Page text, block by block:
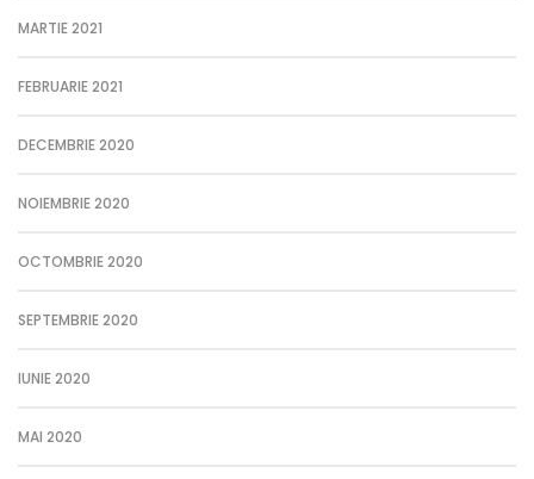
MARTIE 2021
FEBRUARIE 2021
DECEMBRIE 2020
NOIEMBRIE 2020
OCTOMBRIE 2020
SEPTEMBRIE 2020
IUNIE 2020
MAI 2020